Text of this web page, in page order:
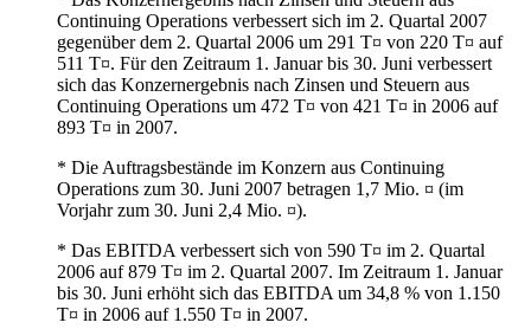
Continuing Operations verbessert sich im 2. Quartal 2007
gegenüber dem 2. Quartal 2006 um 291 T¤ von 220 T¤ auf
511 T¤. Für den Zeitraum 1. Januar bis 30. Juni verbessert
sich das Konzernergebnis nach Zinsen und Steuern aus
Continuing Operations um 472 T¤ von 421 T¤ in 2006 auf
893 T¤ in 2007.
* Die Auftragsbestände im Konzern aus Continuing
Operations zum 30. Juni 2007 betragen 1,7 Mio. ¤ (im
Vorjahr zum 30. Juni 2,4 Mio. ¤).
* Das EBITDA verbessert sich von 590 T¤ im 2. Quartal
2006 auf 879 T¤ im 2. Quartal 2007. Im Zeitraum 1. Januar
bis 30. Juni erhöht sich das EBITDA um 34,8 % von 1.150
T¤ in 2006 auf 1.550 T¤ in 2007.